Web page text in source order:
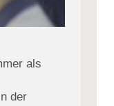
als
der